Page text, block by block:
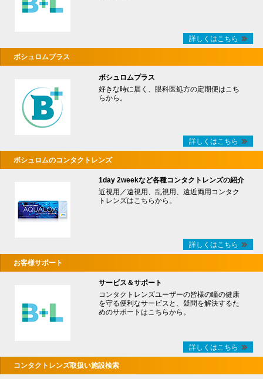
詳しくはこちら
ボシュロムプラス
ボシュロムプラス
好きな時に届く、眼科医処方の定期便はこち
らから。
詳しくはこちら
ボシュロムのコンタクトレンズ
1day 2weekなど各種コンタクトレンズの紹介
近視用／遠視用、乱視用、遠近両用コンタク
トレンズはこちらから。
詳しくはこちら
お客様サポート
サービス＆サポート
コンタクトレンズユーザーの皆様の瞳の健康
を守る便利なサービスと、疑問を解決するた
めのサポートはこちらから。
詳しくはこちら
コンタクトレンズ取扱い施設検索